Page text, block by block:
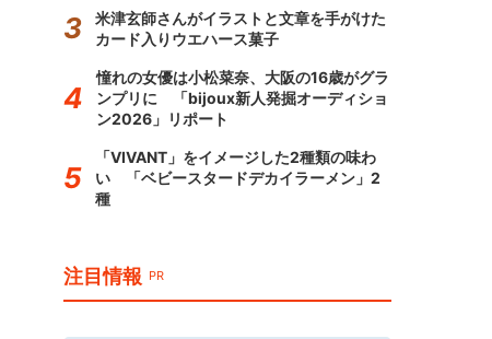
米津玄師さんがイラストと文章を手がけた
カード入りウエハース菓子
憧れの女優は小松菜奈、大阪の16歳がグラ
ンプリに 「bijoux新人発掘オーディショ
ン2026」リポート
「VIVANT」をイメージした2種類の味わ
い 「ベビースタードデカイラーメン」2
種
注目情報 PR